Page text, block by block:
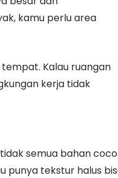
kamu perlu area
Kalau ruangan
kerja tidak
semua bahan
punya tekstur halus